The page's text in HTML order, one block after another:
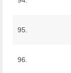
95.
96.